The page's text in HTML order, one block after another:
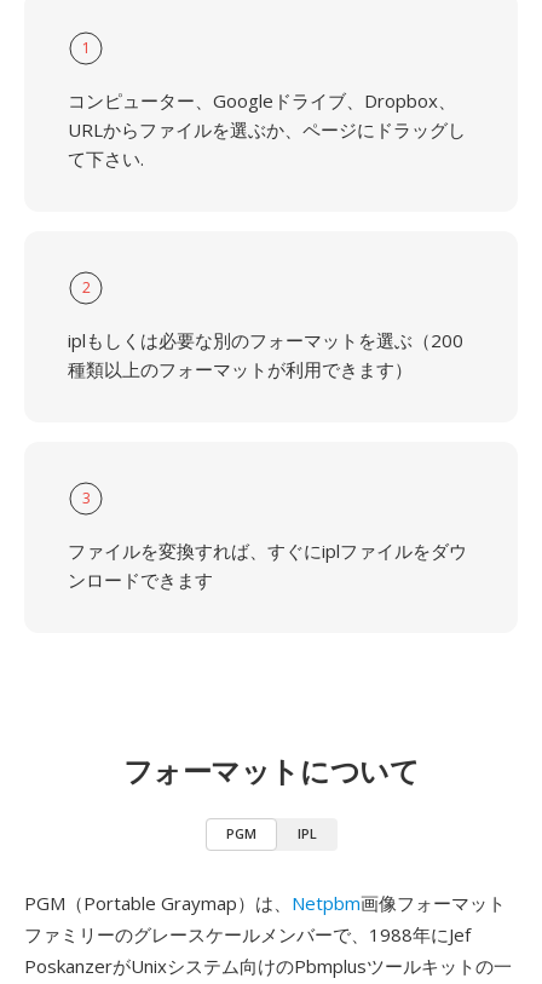
1
コンピューター、Googleドライブ、Dropbox、
URLからファイルを選ぶか、ページにドラッグし
て下さい.
2
iplもしくは必要な別のフォーマットを選ぶ（200
種類以上のフォーマットが利用できます）
3
ファイルを変換すれば、すぐにiplファイルをダウ
ンロードできます
フォーマットについて
PGM IPL
PGM（Portable Graymap）は、 Netpbm画像フォーマット
ファミリーのグレースケールメンバーで、1988年にJef
PoskanzerがUnixシステム向けのPbmplusツールキットの一